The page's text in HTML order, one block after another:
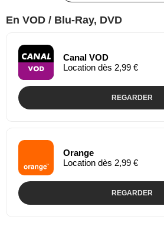
En VOD / Blu-Ray, DVD
Canal VOD
Location dès 2,99 €
REGARDER
Orange
Location dès 2,99 €
REGARDER